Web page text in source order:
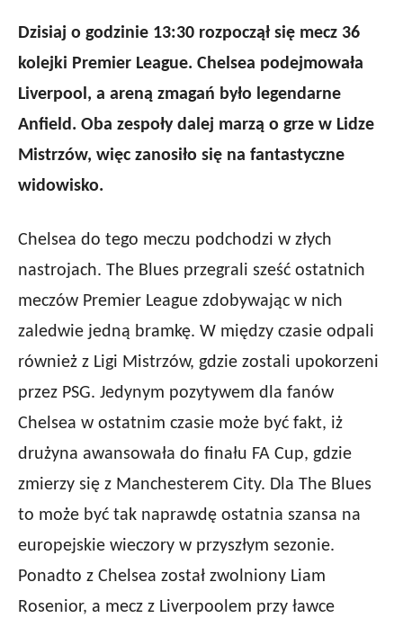
Dzisiaj o godzinie 13:30 rozpoczął się mecz 36
kolejki Premier League. Chelsea podejmowała
Liverpool, a areną zmagań było legendarne
Anfield. Oba zespoły dalej marzą o grze w Lidze
Mistrzów, więc zanosiło się na fantastyczne
widowisko.
Chelsea do tego meczu podchodzi w złych
nastrojach. The Blues przegrali sześć ostatnich
meczów Premier League zdobywając w nich
zaledwie jedną bramkę. W między czasie odpali
również z Ligi Mistrzów, gdzie zostali upokorzeni
przez PSG. Jedynym pozytywem dla fanów
Chelsea w ostatnim czasie może być fakt, iż
drużyna awansowała do finału FA Cup, gdzie
zmierzy się z Manchesterem City. Dla The Blues
to może być tak naprawdę ostatnia szansa na
europejskie wieczory w przyszłym sezonie.
Ponadto z Chelsea został zwolniony Liam
Rosenior, a mecz z Liverpoolem przy ławce